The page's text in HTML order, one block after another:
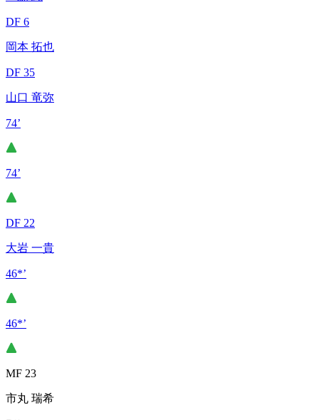
DF 6
岡本 拓也
DF 35
山口 竜弥
74’
74’
DF 22
大岩 一貴
46*’
46*’
MF 23
市丸 瑞希